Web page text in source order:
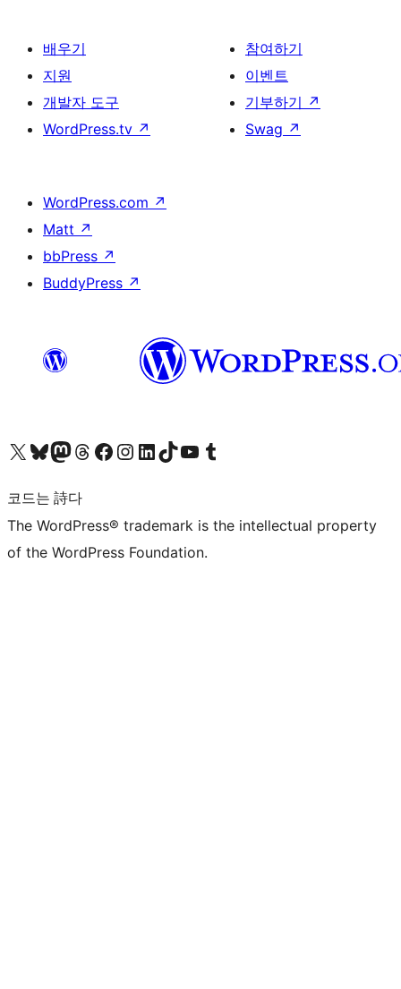
배우기
지원
개발자 도구
WordPress.tv ↗
참여하기
이벤트
기부하기 ↗
Swag ↗
WordPress.com ↗
Matt ↗
bbPress ↗
BuddyPress ↗
X(이전 트위터) 계정 방문하기블루스카이 계정 방문하기마스토돈 계정 방문하기스레드 계정 방문하기 페이스북 페이지 방문하기인스타그램 계정 방문하기 LinkedIn 계정 방문하기틱톡 계정 방문하기유튜브 채널 방문하기 텀블러 계정 방문하기
코드는 詩다
The WordPress® trademark is the intellectual property
of the WordPress Foundation.